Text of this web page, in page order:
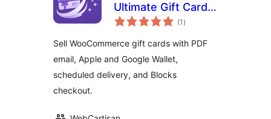
Ultimate Gift Cards
for WooCommerce
(1 puntuacions
totals
)
Sell WooCommerce gift cards with PDF
email, Apple and Google Wallet,
scheduled delivery, and Blocks
checkout.